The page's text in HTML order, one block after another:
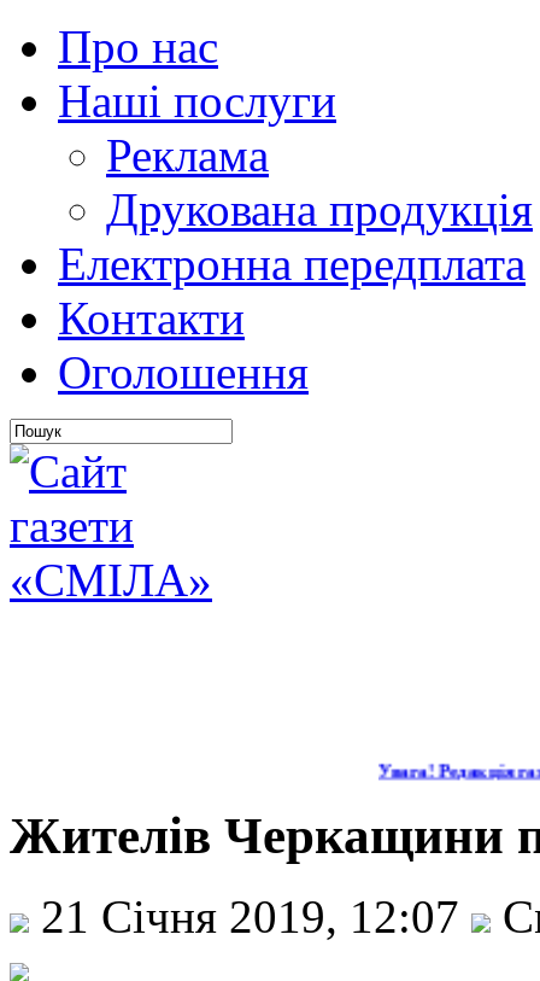
Про нас
Наші послуги
Реклама
Друкована продукція
Електронна передплата
Контакти
Оголошення
Увага! Редакція
Жителів Черкащини
21 Січня 2019, 12:07